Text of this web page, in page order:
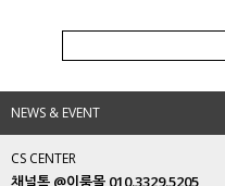
NEWS & EVENT
CS CENTER
채널톡 @이룸몰 010.3329.5205